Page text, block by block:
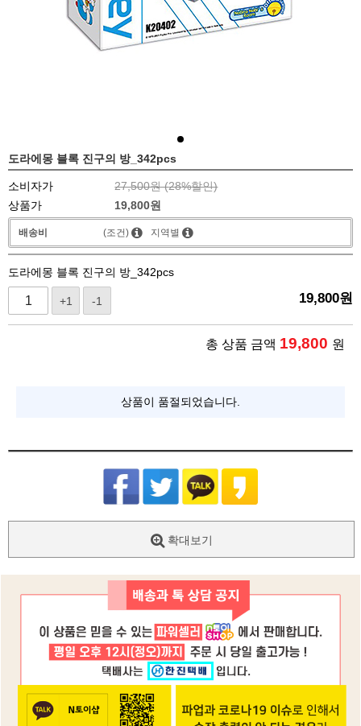
도라에몽 블록 진구의 방_342pcs
소비자가 27,500원 (28%할인)
상품가
19,800원
배송비 (조건) 지역별
도라에몽 블록 진구의 방_342pcs
+1 -1 19,800원
총 상품 금액 19,800 원
상품이 품절되었습니다.
확대보기